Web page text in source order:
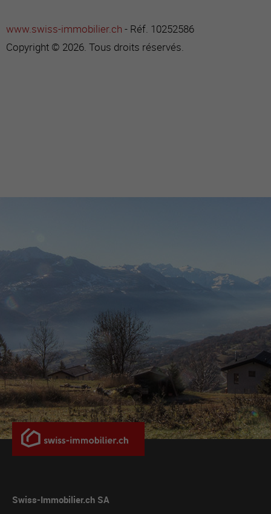
www.swiss-immobilier.ch - Réf. 10252586
Copyright © 2026. Tous droits réservés.
Swiss-Immobilier.ch SA